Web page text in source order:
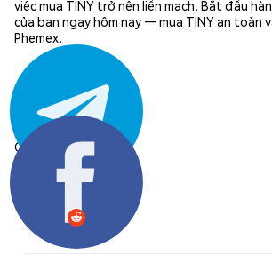
việc mua TINY trở nên liền mạch. Bắt đầu
của bạn ngay hôm nay — mua TINY an toàn
Phemex.
Chia sẻ: